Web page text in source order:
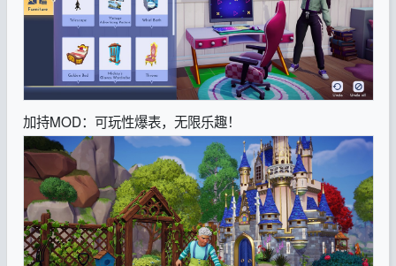
加持MOD：可玩性爆表，无限乐趣！